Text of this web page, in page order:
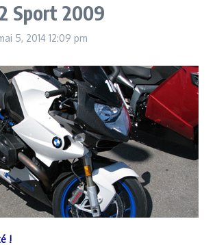
Sport 2009
5, 2014 12:09 pm
!